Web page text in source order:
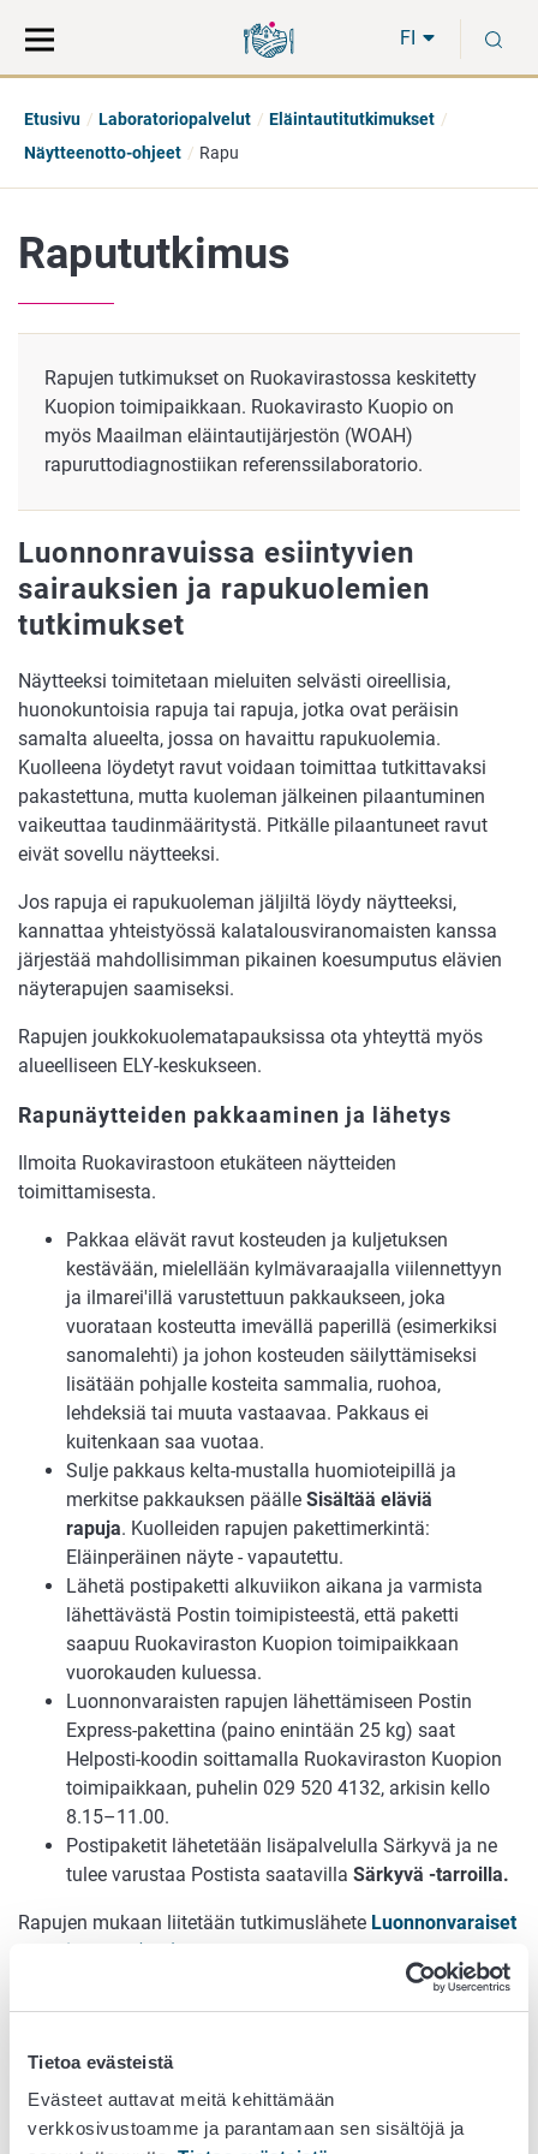
Tietoa evästeistä
Evästeet auttavat meitä kehittämään
verkkosivustoamme ja parantamaan sen sisältöjä ja
suoraan
sisältöön
koko
sivuston
FI
Etusivu Laboratoriopalvelut
Eläintautitutkimukset
Näytteenotto-ohjeet
Rapu
Rapututkimus
Rapujen tutkimukset on Ruokavirastossa keskitetty
Kuopion toimipaikkaan. Ruokavirasto Kuopio on
myös Maailman eläintautijärjestön (WOAH)
rapuruttodiagnostiikan referenssilaboratorio.
Luonnonravuissa esiintyvien
sairauksien ja rapukuolemien
tutkimukset
Näytteeksi toimitetaan mieluiten selvästi oireellisia,
huonokuntoisia rapuja tai rapuja, jotka ovat peräisin
samalta alueelta, jossa on havaittu rapukuolemia.
Kuolleena löydetyt ravut voidaan toimittaa tutkittavaksi
pakastettuna, mutta kuoleman jälkeinen pilaantuminen
vaikeuttaa taudinmääritystä. Pitkälle pilaantuneet ravut
eivät sovellu näytteeksi.
Jos rapuja ei rapukuoleman jäljiltä löydy näytteeksi,
kannattaa yhteistyössä kalatalousviranomaisten kanssa
järjestää mahdollisimman pikainen koesumputus elävien
näyterapujen saamiseksi.
Rapujen joukkokuolematapauksissa ota yhteyttä myös
alueelliseen ELY-keskukseen.
Rapunäytteiden pakkaaminen ja lähetys
Ilmoita Ruokavirastoon etukäteen näytteiden
toimittamisesta.
Pakkaa elävät ravut kosteuden ja kuljetuksen
kestävään, mielellään kylmävaraajalla viilennettyyn
ja ilmarei'illä varustettuun pakkaukseen, joka
vuorataan kosteutta imevällä paperillä (esimerkiksi
sanomalehti) ja johon kosteuden säilyttämiseksi
lisätään pohjalle kosteita sammalia, ruohoa,
lehdeksiä tai muuta vastaavaa. Pakkaus ei
kuitenkaan saa vuotaa.
Sulje pakkaus kelta-mustalla huomioteipillä ja
merkitse pakkauksen päälle Sisältää eläviä
rapuja. Kuolleiden rapujen pakettimerkintä:
Eläinperäinen näyte - vapautettu.
Lähetä postipaketti alkuviikon aikana ja varmista
lähettävästä Postin toimipisteestä, että paketti
saapuu Ruokaviraston Kuopion toimipaikkaan
vuorokauden kuluessa.
Luonnonvaraisten rapujen lähettämiseen Postin
Express-pakettina (paino enintään 25 kg) saat
Helposti-koodin soittamalla Ruokaviraston Kuopion
toimipaikkaan, puhelin 029 520 4132, arkisin kello
8.15–11.00.
Postipaketit lähetetään lisäpalvelulla Särkyvä ja ne
tulee varustaa Postista saatavilla Särkyvä -tarroilla.
Rapujen mukaan liitetään tutkimuslähete Luonnonvaraiset
kalat ja ravut (pdf)
yhteystietojen lisäksi on selvitys tautitapauksesta ja tarkka
näytteenottopaikka, mieluiten kartta paikan sijainnista ja
itse.Tutkimukset ovat maksuttomia.